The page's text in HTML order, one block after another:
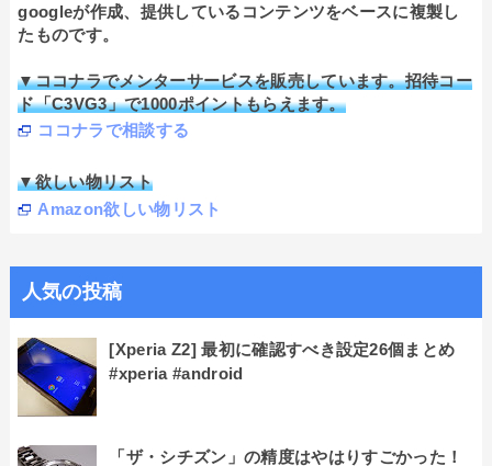
googleが作成、提供しているコンテンツをベースに複製し
たものです。
▼ココナラでメンターサービスを販売しています。招待コー
ド「C3VG3」で1000ポイントもらえます。
ココナラで相談する
▼欲しい物リスト
Amazon欲しい物リスト
人気の投稿
[Xperia Z2] 最初に確認すべき設定26個まとめ
#xperia #android
「ザ・シチズン」の精度はやはりすごかった！